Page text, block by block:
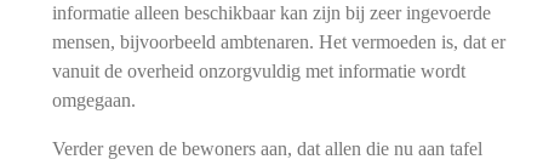
informatie alleen beschikbaar kan zijn bij zeer ingevoerde
mensen, bijvoorbeeld ambtenaren. Het vermoeden is, dat er
vanuit de overheid onzorgvuldig met informatie wordt
omgegaan.
Verder geven de bewoners aan, dat allen die nu aan tafel